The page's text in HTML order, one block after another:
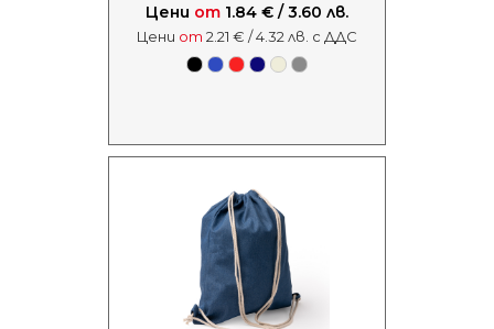
Цени от 1.84 € / 3.60 лв.
Цени от 2.21 € / 4.32 лв. с ДДС